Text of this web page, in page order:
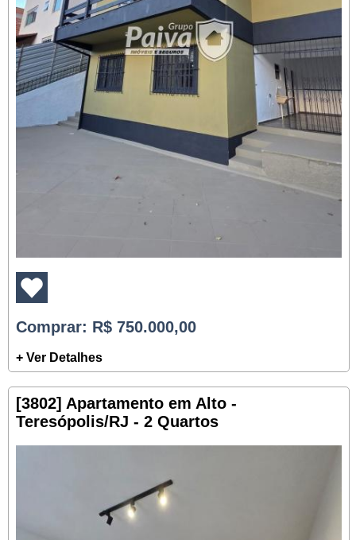
Comprar: R$ 750.000,00
+ Ver Detalhes
[3802] Apartamento em Alto -
Teresópolis/RJ - 2 Quartos